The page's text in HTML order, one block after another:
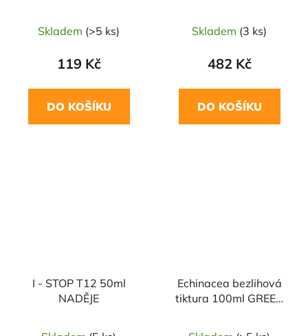
Skladem (>5 ks)
119 Kč
DO KOŠÍKU
Skladem (3 ks)
482 Kč
DO KOŠÍKU
I - STOP T12 50ml
NADĚJE
Echinacea bezlihová
tiktura 100ml GREEN